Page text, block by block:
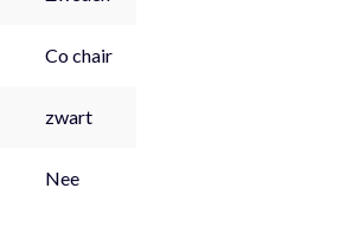
Co chair
zwart
Nee